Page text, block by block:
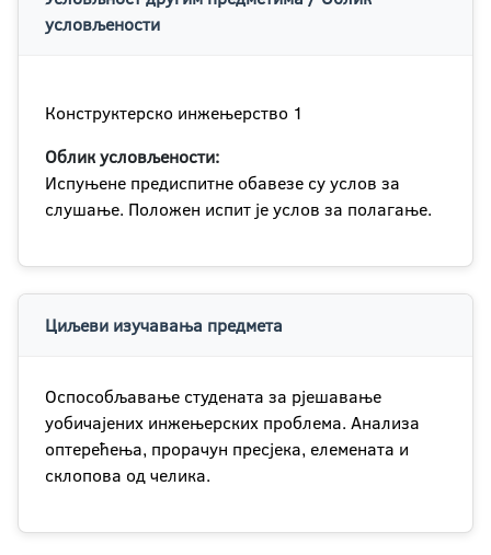
условљености
Конструктерско инжењерство 1
Облик условљености:
Испуњене предиспитне обавезе су услов за
слушање. Положен испит је услов за полагање.
Циљеви изучавања предмета
Оспособљавање студената за рјешавање
уобичајених инжењерских проблема. Анализа
оптерећења, прорачун пресјека, елемената и
склопова од челика.